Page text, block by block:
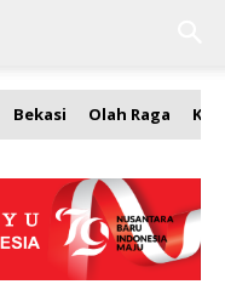
Bekasi Olah Raga